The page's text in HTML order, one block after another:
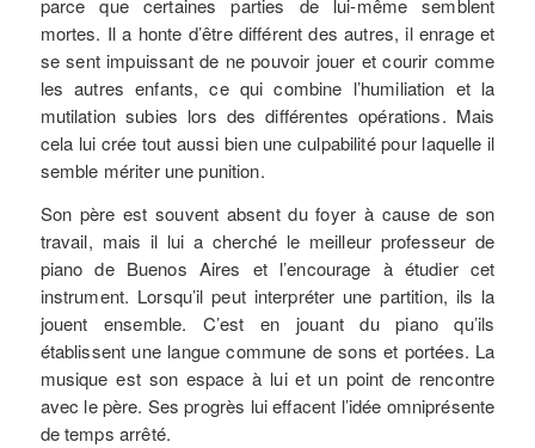
parce que certaines parties de lui-même semblent
mortes. Il a honte d’être différent des autres, il enrage et
se sent impuissant de ne pouvoir jouer et courir comme
les autres enfants, ce qui combine l’humiliation et la
mutilation subies lors des différentes opérations. Mais
cela lui crée tout aussi bien une culpabilité pour laquelle il
semble mériter une punition.
Son père est souvent absent du foyer à cause de son
travail, mais il lui a cherché le meilleur professeur de
piano de Buenos Aires et l’encourage à étudier cet
instrument. Lorsqu’il peut interpréter une partition, ils la
jouent ensemble. C’est en jouant du piano qu’ils
établissent une langue commune de sons et portées. La
musique est son espace à lui et un point de rencontre
avec le père. Ses progrès lui effacent l’idée omniprésente
de temps arrêté.